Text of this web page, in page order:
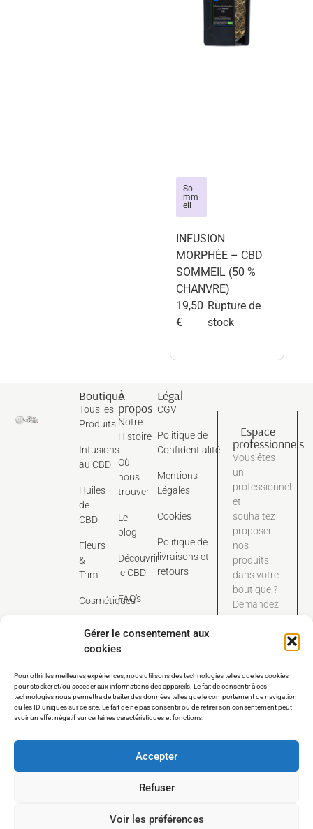
Gérer le consentement aux
cookies
Pour offrir les meilleures expériences, nous utilisons des technologies telles que les cookies
pour stocker et/ou accéder aux informations des appareils. Le fait de consentir à ces
technologies nous permettra de traiter des données telles que le comportement de navigation
ou les ID uniques sur ce site. Le fait de ne pas consentir ou de retirer son consentement peut
avoir un effet négatif sur certaines caractéristiques et fonctions.
Accepter
Refuser
Voir les préférences
So
mm
eil
INFUSION
MORPHÉE – CBD
SOMMEIL (50 %
CHANVRE)
19,50
€
Rupture de
stock
Boutique
Tous les
Produits
Infusions
au CBD
Huiles
de
CBD
Fleurs
&
Trim
Cosmétiques
À
propos
Notre
Histoire
Où
nous
trouver
Le
blog
Découvrir
le CBD
FAQ's
Légal
CGV
Politique de
Confidentialité
Mentions
Légales
Cookies
Politique de
livraisons et
retours
Espace
professionnels
Vous êtes
un
professionnel
et
souhaitez
proposer
nos
produits
dans votre
boutique ?
Demandez
dès
tarifaire
dédié aux
pros.